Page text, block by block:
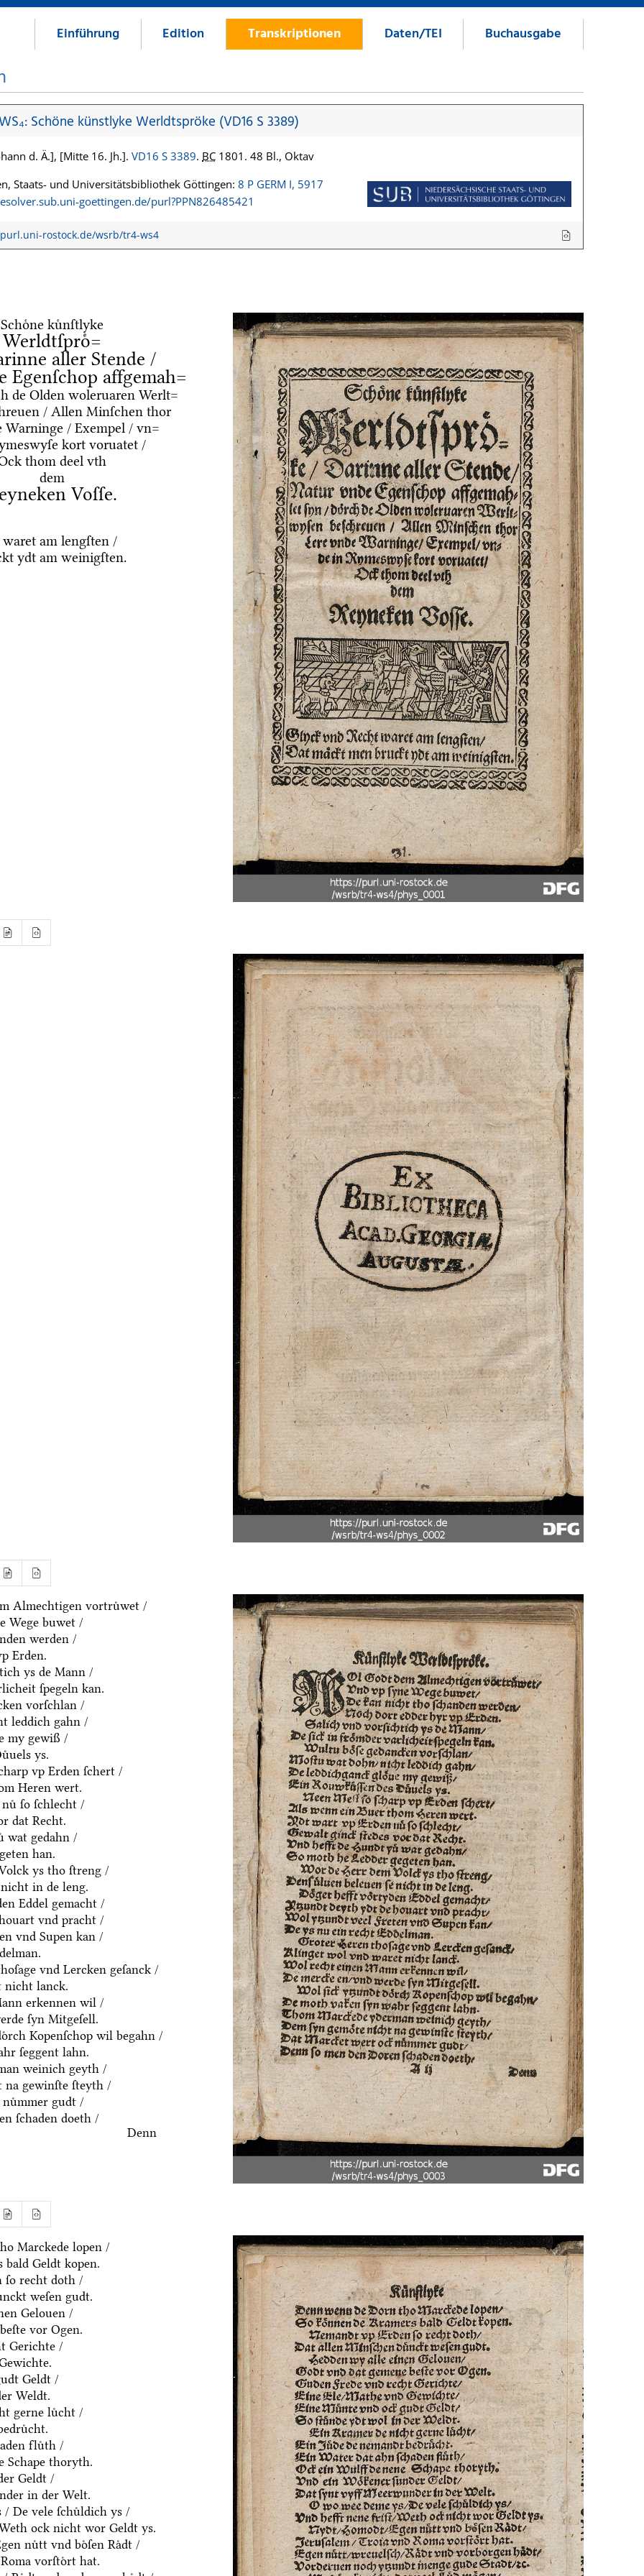
Einführung Edition Transkriptionen Daten/TEI Buchausgabe
Schöne künstlyke Werldtspröke (VD16 S 3389)
d. Ä.], [Mitte 16. Jh.]. VD16 S 3389. BC 1801. 48 Bl., Oktav
Staats- und Universitätsbibliothek Göttingen: 8 P GERM I, 5917
goettingen.de/purl?PPN826485421
rostock.de/wsrb/tr4-ws4
Schoͤne kuͤnſtlyke
Werldtſproͤ=
aller Stende /
Egenſchop affgemah=
de Olden woleruaren Werlt=
/ Allen Minſchen thor
Warninge / Exempel / vn=
kort voruatet /
thom deel vth
dem
Voſſe.
am lengſten /
ydt am weinigſten.
Almechtigen vortruͤwet /
Wege buwet /
werden /
Erden.
ys de Mann /
ſpegeln kan.
vorſchlan /
leddich gahn /
my gewiß /
ys.
vp Erden ſchert /
Heren wert.
ſo ſchlecht /
dat Recht.
wat gedahn /
han.
ys tho ſtreng /
nicht in de leng.
Eddel gemacht /
vnd pracht /
vnd Supen kan /
vnd Lercken geſanck /
nicht lanck.
erkennen wil /
ſyn Mitgeſell.
Kopenſchop wil begahn /
ſeggent lahn.
weinich geyth /
gewinſte ſteyth /
gudt /
ſchaden doeth /
Denn
Marckede lopen /
bald Geldt kopen.
ſo recht doth /
weſen gudt.
Gelouen /
vor Ogen.
Gerichte /
Geldt /
Weldt.
gerne luͤcht /
fluͤth /
Schape thoryth.
Geldt /
in der Welt.
/ De vele ſchuͤldich ys /
ock nicht wor Geldt ys.
nuͤtt vnd boͤſen Raͤdt /
vorſtoͤrt hat.